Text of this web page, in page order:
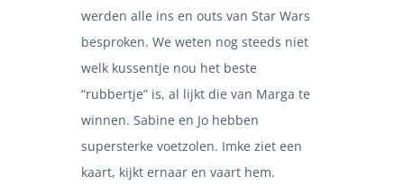
werden alle ins en outs van Star Wars
besproken. We weten nog steeds niet
welk kussentje nou het beste
“rubbertje” is, al lijkt die van Marga te
winnen. Sabine en Jo hebben
supersterke voetzolen. Imke ziet een
kaart, kijkt ernaar en vaart hem.